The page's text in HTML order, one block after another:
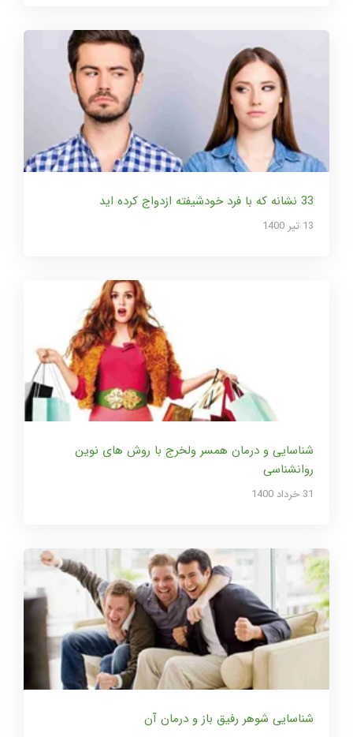
33 نشانه که با فرد خودشیفته ازدواج کرده اید
13 تير 1400
شناسایی و درمان همسر ولخرج با روش های نوین
روانشناسی
31 خرداد 1400
شناسایی شوهر رفیق باز و درمان آن